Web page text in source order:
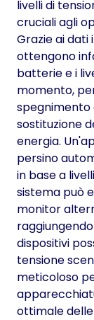
livelli di
cruciali agli
Grazie ai
ottengono
batterie e i
momento,
sostituzione
energia.
persino
in base a
sistema può
monitor
dispositivi
tensione
meticoloso
ottimale